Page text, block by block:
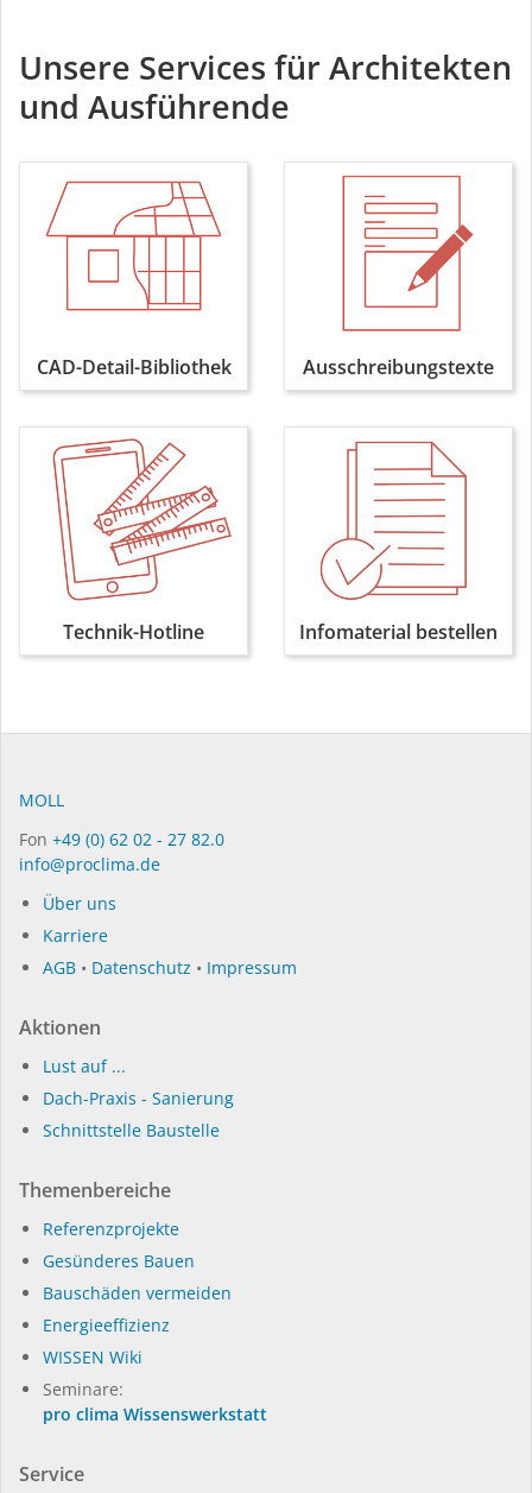
Unsere Services für Architekten
und Ausführende
CAD-Detail-Bibliothek Ausschreibungstexte
Technik-Hotline Infomaterial bestellen
MOLL
Fon +49 (0) 62 02 - 27 82.0
info@proclima.de
Über uns
Karriere
AGB • Datenschutz • Impressum
Aktionen
Lust auf ...
Dach-Praxis - Sanierung
Schnittstelle Baustelle
Themenbereiche
Referenzprojekte
Gesünderes Bauen
Bauschäden vermeiden
Energieeffizienz
WISSEN Wiki
Seminare:
pro clima Wissenswerkstatt
Service